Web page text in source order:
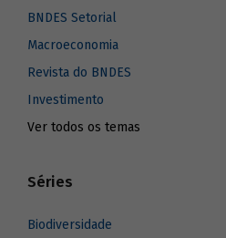
BNDES Setorial
Macroeconomia
Revista do BNDES
Investimento
Ver todos os temas
Séries
Biodiversidade